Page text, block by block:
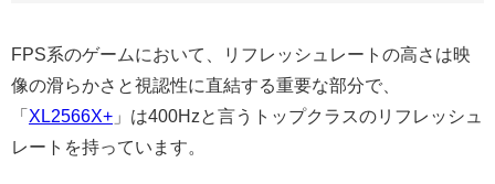
FPS系のゲームにおいて、リフレッシュレートの高さは映
像の滑らかさと視認性に直結する重要な部分で、
「 XL2566X+ 」は400Hzと言うトップクラスのリフレッシュ
レートを持っています。